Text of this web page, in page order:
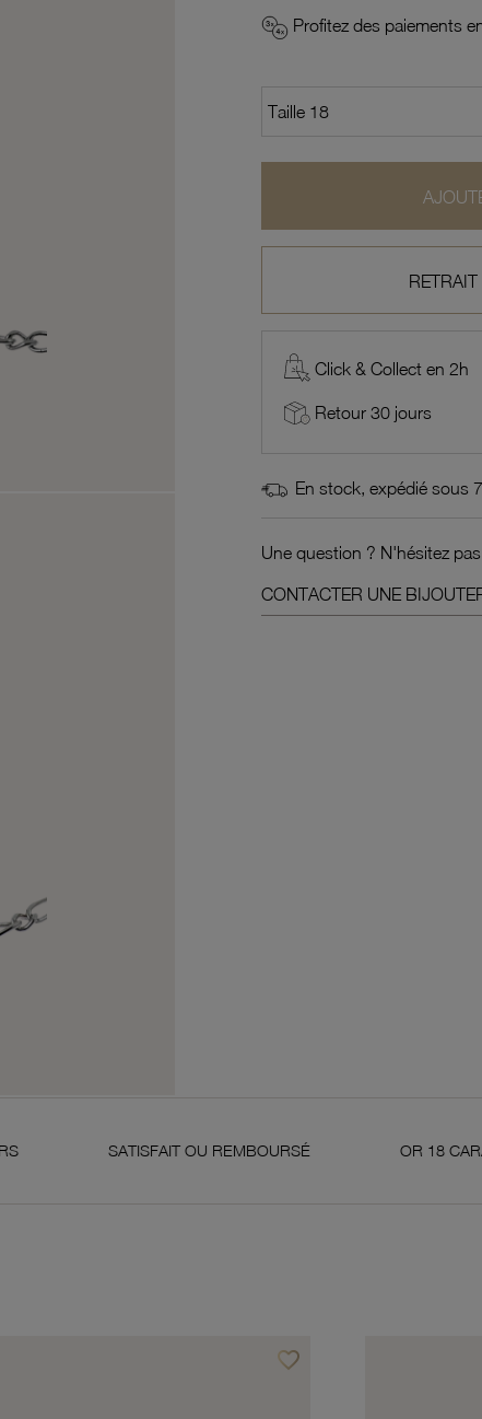
Profitez des paiements
Click & Collect en 2h
Retour 30 jours
En stock, expédié sous
Une question ? N'hésitez
CONTACTER UNE
SATISFAIT OU REMBOURSÉ OR 18 CARATS 750
favorite_borderAjouter à vos favoris